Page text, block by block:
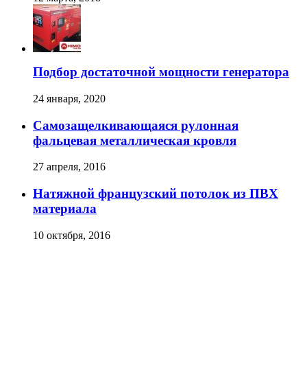
Подбор достаточной мощности генератора
24 января, 2020
Самозащелкивающаяся рулонная
фальцевая металлическая кровля
27 апреля, 2016
Натяжной французский потолок из ПВХ
материала
10 октября, 2016